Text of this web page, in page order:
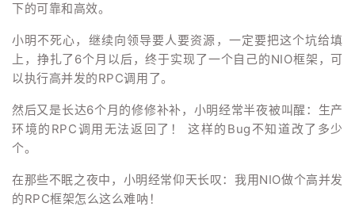
下的可靠和高效。
小明不死心，继续向领导要人要资源，一定要把这个坑给填
上，挣扎了6个月以后，终于实现了一个自己的NIO框架，可
以执行高并发的RPC调用了。
然后又是长达6个月的修修补补，小明经常半夜被叫醒：生产
环境的RPC调用无法返回了！ 这样的Bug不知道改了多少
个。
在那些不眠之夜中，小明经常仰天长叹：我用NIO做个高并发
的RPC框架怎么这么难呐！